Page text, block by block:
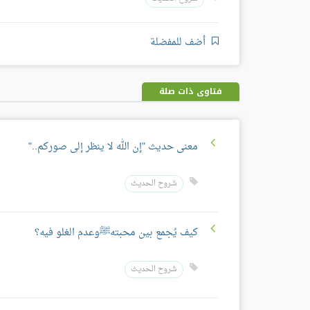
أضف للمفضلة
فتاوى ذات صلة
معنى حديث "إن الله لا ينظر إلى صوركم.."
شروح الحديث
كيف يُجمع بين محبتهﷺوعدم الغلو فيه؟
شروح الحديث